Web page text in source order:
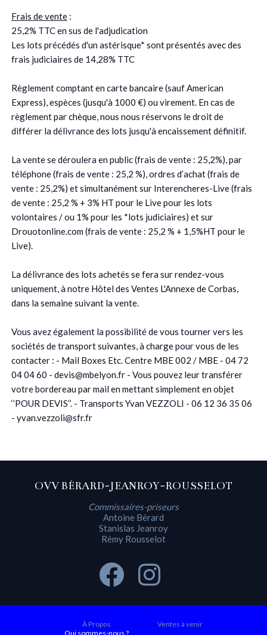
Frais de vente:
25,2% TTC en sus de l'adjudication
Les lots précédés d'un astérisque* sont présentés avec des
frais judiciaires de 14,28% TTC
Règlement comptant en carte bancaire (sauf American
Express), espèces (jusqu'à 1000 €) ou virement. En cas de
règlement par chèque, nous nous réservons le droit de
différer la délivrance des lots jusqu'à encaissement définitif.
La vente se déroulera en public (frais de vente : 25,2%), par
téléphone (frais de vente : 25,2 %), ordres d’achat (frais de
vente : 25,2%) et simultanément sur Interencheres-Live (frais
de vente : 25,2 % + 3% HT pour le Live pour les lots
volontaires / ou 1% pour les *lots judiciaires) et sur
Drouotonline.com (frais de vente : 25,2 % + 1,5%HT pour le
Live).
La délivrance des lots achetés se fera sur rendez-vous
uniquement, à notre Hôtel des Ventes L'Annexe de Corbas,
dans la semaine suivant la vente.
Vous avez également la possibilité de vous tourner vers les
sociétés de transport suivantes, à charge pour vous de les
contacter : - Mail Boxes Etc. Centre MBE 002 / MBE - 04 72
04 04 60 - devis@mbelyon.fr - Vous pouvez leur transférer
votre bordereau par mail en mettant simplement en objet
‘’POUR DEVIS’’. - Transports Yvan VEZZOLI - 06 12 36 35 06
- yvan.vezzoli@sfr.fr
OVV BÉRARD-JEANROY-ROUSSELOT
Commissaires-priseurs
Antoine Bérard
Stanislas Jeanroy
Rémy Rousselot
À Propos
Qui sommes-nous ?
Ventes à venir